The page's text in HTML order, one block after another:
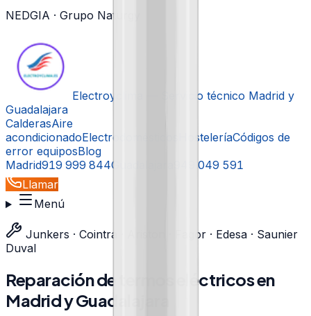
NEDGIA · Grupo Naturgy
Electroyclima — Servicio técnico Madrid y
Guadalajara
CalderasAire
acondicionadoElectrodomésticos HosteleríaCódigos de
error equiposBlog
Madrid919 999 844Guadalajara
949 049 591
Llamar
Menú
Junkers · Cointra · Ariston · Fagor · Edesa · Saunier
Duval
Reparación de termos eléctricos en
Madrid y Guadalajara